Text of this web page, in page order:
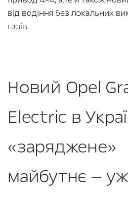
від водіння без локальних
газів.
Новий Opel
Electric в
«заряджене»
майбутнє —